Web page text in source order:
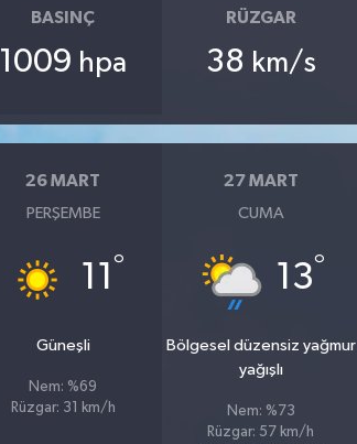
BASINÇ
1009 hpa
RÜZGAR
38 km/s
26 MART
PERŞEMBE
11 °
Güneşli
Nem: %69
Rüzgar: 31 km/h
27 MART
CUMA
13°
Bölgesel düzensiz yağmur
yağışlı
Nem: %73
Rüzgar: 57 km/h